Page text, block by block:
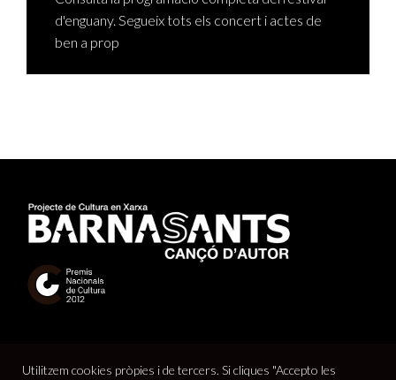
d'enguany. Segueix tots els concert i actes de
ben a prop
Utilitzem cookies pròpies i de tercers. Si cliques "Accepto les